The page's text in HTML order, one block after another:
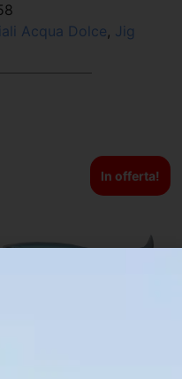
Acqua Dolce, Jig
In offerta!